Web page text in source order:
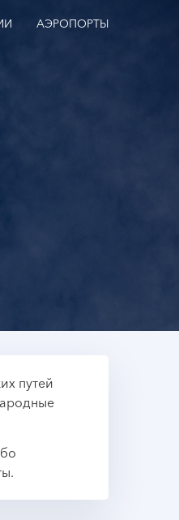
АЭРОПОРТЫ
путей